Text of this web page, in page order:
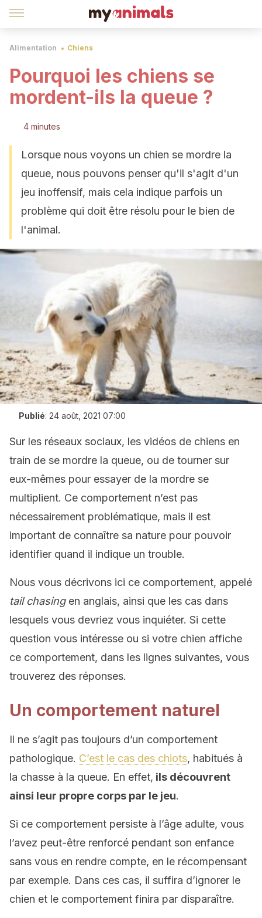
Alimentation Chiens
Pourquoi les chiens se
mordent-ils la queue ?
4 minutes
Lorsque nous voyons un chien se mordre la
queue, nous pouvons penser qu'il s'agit d'un
jeu inoffensif, mais cela indique parfois un
problème qui doit être résolu pour le bien de
l'animal.
Publié: 24 août, 2021 07:00
Sur les réseaux sociaux, les vidéos de chiens en
train de se mordre la queue, ou de tourner sur
eux-mêmes pour essayer de la mordre se
multiplient. Ce comportement n’est pas
nécessairement problématique, mais il est
important de connaître sa nature pour pouvoir
identifier quand il indique un trouble.
Nous vous décrivons ici ce comportement, appelé
tail chasingen anglais, ainsi que les cas dans
lesquels vous devriez vous inquiéter. Si cette
question vous intéresse ou si votre chien affiche
ce comportement, dans les lignes suivantes, vous
trouverez des réponses.
Un comportement naturel
Il ne s’agit pas toujours d’un comportement
pathologique. C’est le cas des chiots, habitués à
la chasse à la queue. En effet, ils découvrent
ainsi leur propre corps par le jeu.
Si ce comportement persiste à l’âge adulte, vous
l’avez peut-être renforcé pendant son enfance
sans vous en rendre compte, en le récompensant
par exemple. Dans ces cas, il suffira d’ignorer le
chien et le comportement finira par disparaître.